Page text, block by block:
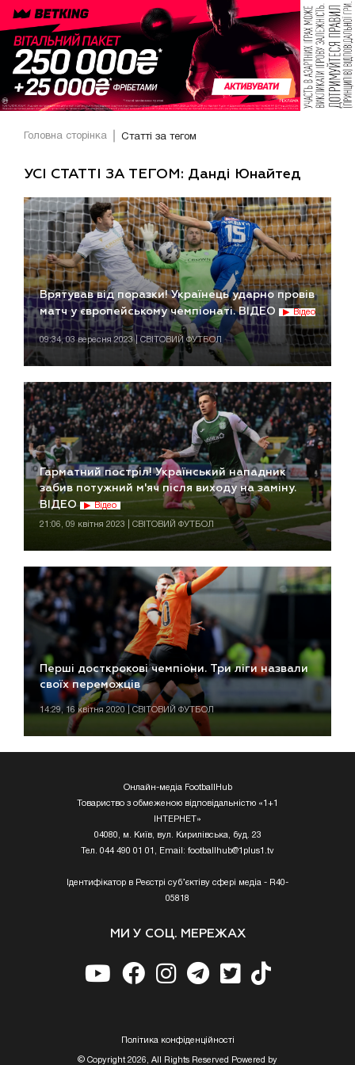
Головна сторінка Статті за тегом
УСІ СТАТТІ ЗА ТЕГОМ: Данді Юнайтед
Врятував від поразки! Українець ударно провів
матч у європейському чемпіонаті. ВІДЕО
Відео
09:34, 03 вересня 2023 | СВІТОВИЙ ФУТБОЛ
Гарматний постріл! Український нападник
забив потужний м'яч після виходу на заміну.
ВІДЕО
Відео
21:06, 09 квітня 2023 | СВІТОВИЙ ФУТБОЛ
Перші досткрокові чемпіони. Три ліги назвали
своїх переможців
14:29, 16 квітня 2020 | СВІТОВИЙ ФУТБОЛ
Онлайн-медіа FootballHub
Товариство з обмеженою відповідальністю «1+1
ІНТЕРНЕТ»
04080, м. Київ, вул. Кирилівська, буд. 23
Тел. 044 490 01 01, Email: footballhub@1plus1.tv
Ідентифікатор в Реєстрі суб’єктіву сфері медіа - R40-
05818
МИ У СОЦ. МЕРЕЖАХ
Полiтика конфiденцiйностi
© Copyright 2026, All Rights Reserved Powered by